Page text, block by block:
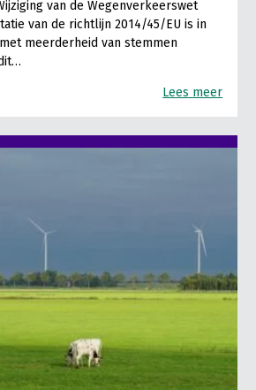
van de Wegenverkeerswet
van de richtlijn 2014/45/EU is in
meerderheid van stemmen
Lees meer